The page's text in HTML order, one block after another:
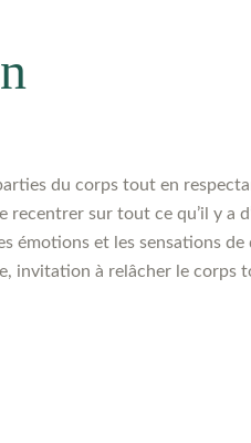
du corps tout en
recentrer sur tout ce qu’il y a
émotions et les sensations de
invitation à relâcher le corps